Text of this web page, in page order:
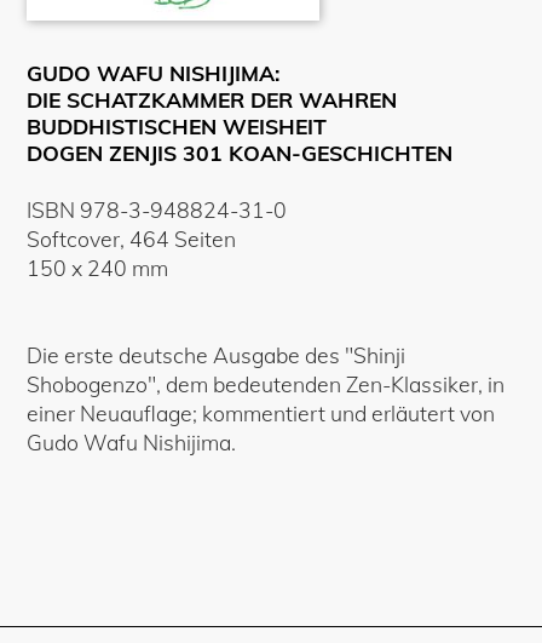
GUDO WAFU NISHIJIMA:
DIE SCHATZKAMMER DER WAHREN
BUDDHISTISCHEN WEISHEIT
DOGEN ZENJIS 301 KOAN-GESCHICHTEN
ISBN 978-3-948824-31-0
Softcover, 464 Seiten
150 x 240 mm
Die erste deutsche Ausgabe des "Shinji
Shobogenzo", dem bedeutenden Zen-Klassiker, in
einer Neuauflage; kommentiert und erläutert von
Gudo Wafu Nishijima.